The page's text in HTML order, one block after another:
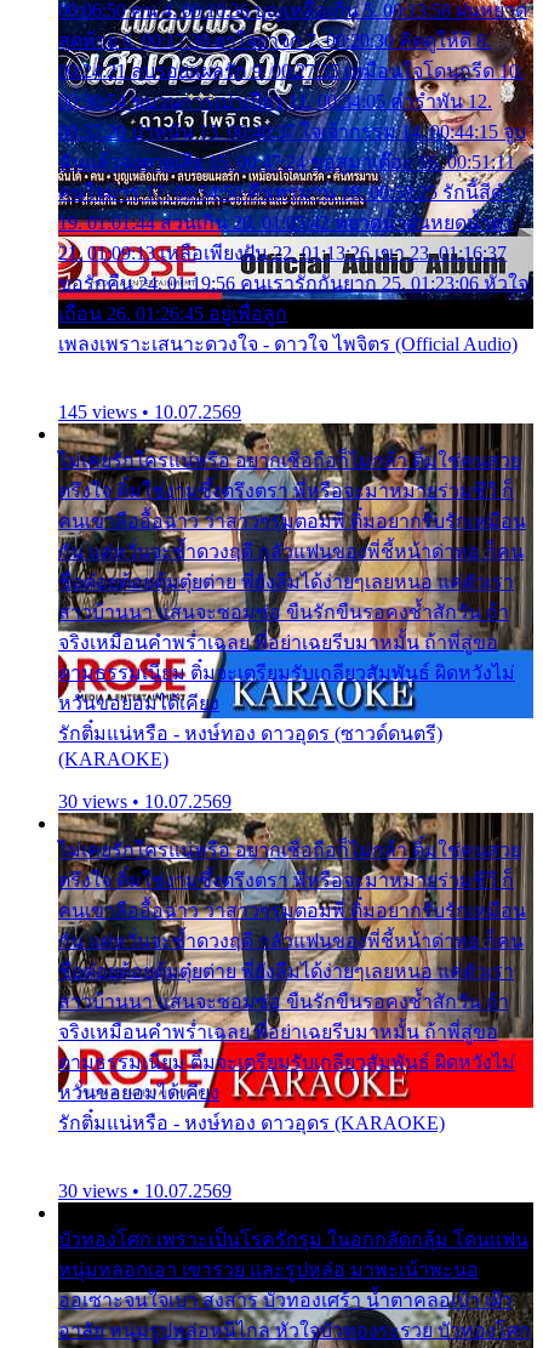
00:06:50 คน 4. 00:10:36 บุญเหลือเกิน 5. 00:13:58 ฝนหยาด
สุดท้าย 6. 00:17:30 ยาใจยาจก 7. 00:20:30 คิดดูให้ดี 8.
00:24:21 ลบรอยแผลรัก 9. 00:27:35 เหมือนใจโดนกรีด 10.
00:30:54 ขบวนการเปาเปียว 11. 00:34:05 คำรำพัน 12.
00:37:20 ปาหนัน 13. 00:40:37 ใจเจ้ากรรม 14. 00:44:15 จูบ
ฉันแล้วจงตายเสีย 15. 00:47:24 ขอสูมาเต๊อะ 16. 00:51:11
คนใจมาร 17. 00:54:50 คืนทรมาน 18. 00:58:25 รักนี้สีดำ
19. 01:01:44 ส่วนเกิน 20. 01:05:42 หยาดน้ำฝนหยดน้ำตา
21. 01:09:13 เหลือเพียงฝัน 22. 01:13:26 เขา 23. 01:16:37
ขอรักคืน 24. 01:19:56 คนเรารักกันยาก 25. 01:23:06 หัวใจ
เถื่อน 26. 01:26:45 อยู่เพื่อลูก
เพลงเพราะเสนาะดวงใจ - ดาวใจ ไพจิตร (Official Audio)
145 views • 10.07.2569
ไม่เคยรักใครแน่หรือ อยากเชื่อถือก็ไม่กล้า ติ๋มใช่คนสวย
ตรึงใจ ติ๋มใช่งามซึ้งตรึงตรา พี่หรือจะมาหมายร่วมชีวี ก็
คนเขาลืออื้อฉาว ว่าสาวๆรุมตอมพี่ ติ๋มอยากรับรักเหมือน
กัน แต่หวั่นจะช้ำดวงฤดี กลัวแฟนของพี่ชี้หน้าด่าทอ ก็คน
ชื่อต๋อยต้อยตุ้มตุ๋ยต่าย พี่ยังลืมได้ง่ายๆเลยหนอ แค่ตัวเรา
สาวบ้านนา แสนจะซอมซ่อ ขืนรักขืนรอคงช้ำสักวัน ถ้า
จริงเหมือนคำพร่ำเฉลย พี่อย่าเฉยรีบมาหมั้น ถ้าพี่สู่ขอ
ตามธรรมเนียม ติ๋มจะเตรียมรับเกลียวสัมพันธ์ ผิดหวังไม่
หวั่นขอยอมได้เคียง
รักติ๋มแน่หรือ - หงษ์ทอง ดาวอุดร (ซาวด์ดนตรี)
(KARAOKE)
30 views • 10.07.2569
ไม่เคยรักใครแน่หรือ อยากเชื่อถือก็ไม่กล้า ติ๋มใช่คนสวย
ตรึงใจ ติ๋มใช่งามซึ้งตรึงตรา พี่หรือจะมาหมายร่วมชีวี ก็
คนเขาลืออื้อฉาว ว่าสาวๆรุมตอมพี่ ติ๋มอยากรับรักเหมือน
กัน แต่หวั่นจะช้ำดวงฤดี กลัวแฟนของพี่ชี้หน้าด่าทอ ก็คน
ชื่อต๋อยต้อยตุ้มตุ๋ยต่าย พี่ยังลืมได้ง่ายๆเลยหนอ แค่ตัวเรา
สาวบ้านนา แสนจะซอมซ่อ ขืนรักขืนรอคงช้ำสักวัน ถ้า
จริงเหมือนคำพร่ำเฉลย พี่อย่าเฉยรีบมาหมั้น ถ้าพี่สู่ขอ
ตามธรรมเนียม ติ๋มจะเตรียมรับเกลียวสัมพันธ์ ผิดหวังไม่
หวั่นขอยอมได้เคียง
รักติ๋มแน่หรือ - หงษ์ทอง ดาวอุดร (KARAOKE)
30 views • 10.07.2569
บัวทองโศก เพราะเป็นโรครักรุม ในอกกลัดกลุ้ม โดนแฟน
หนุ่มหลอกเอา เขารวย และรูปหล่อ มาพะเน้าพะนอ
ออเซาะจนใจเบา สงสาร บัวทองเศร้า น้ำตาคลอเบ้า เฝ้า
อาลัย หนุ่มรูปหล่อหนีไกล หัวใจบัวทองระรวย บัวทองโศก